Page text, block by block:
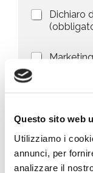
Questo sito web
Utilizziamo i
annunci, per
analizzare il
s
d
e
l
l
i
h
i
e
P
a
c
y
l
c
y
*
Dichiaro
M
a
r
t
n
g
forniti
Invia